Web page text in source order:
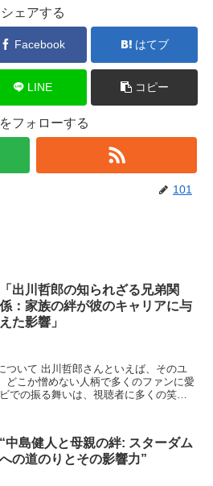
シェアする
Facebook はてブ
LINE コピー
フォローする
101
「出川哲郎の知られざる兄弟関
係：家族の絆が彼のキャリアに与
えた影響」
ついて 出川哲郎さんといえば、そのユ
どこか憎めない人柄で多くのファンに愛
での振る舞いは、視聴者に多くの笑い
“中島健人と母親の絆: スターダム
への道のりとその影響力”